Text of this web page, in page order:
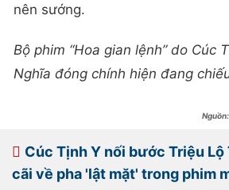
nên sướng.
Bộ phim “Hoa gian lệnh” do Cúc
Nghĩa đóng chính hiện đang
mui-
Cúc Tịnh Y nối bước Triệu Lộ
cãi về pha 'lật mặt' trong phim